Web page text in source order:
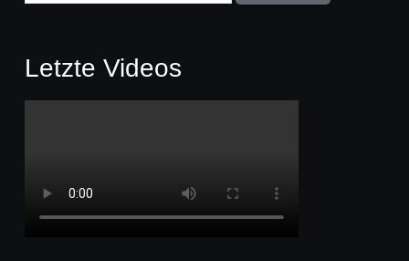
Letzte Videos